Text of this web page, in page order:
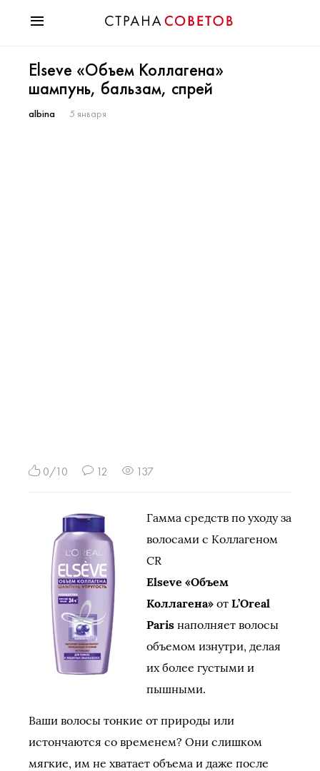
Мода
Звезды
Гороскопы
Elseve «Объем Коллагена»
шампунь, бальзам, спрей
albina 5 января
0/10 12 137
Гамма средств по уходу за
волосами с Коллагеном
CR
Elseve «Объем
Коллагена» от L’Oreal
Paris наполняет волосы
объемом изнутри, делая
их более густыми и
пышными.
Ваши волосы тонкие от природы или
истончаются со временем? Они слишком
мягкие, им не хватает объема и даже после